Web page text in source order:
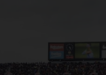
plusicon
label.aria.plus
トップチーム